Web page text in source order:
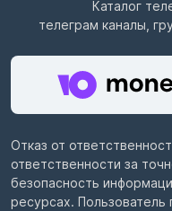
Каталог
телеграм каналы,
Отказ от
ответственности за
безопасность
ресурсах.